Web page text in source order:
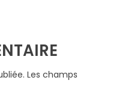
Les champs